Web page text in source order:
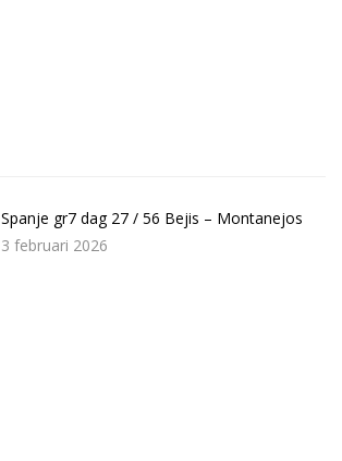
Spanje gr7 dag 27 / 56 Bejis – Montanejos
3 februari 2026